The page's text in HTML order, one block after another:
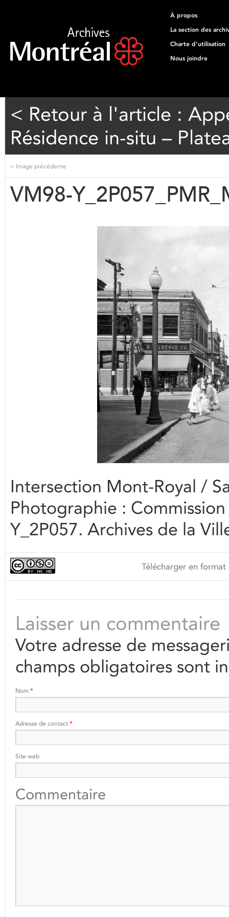
À propos
La section des
Charte d'utilisation
Nous joindre
< Retour à l'article :
Résidence in-situ –
< Image précédente
VM98-
Intersection Mont-Royal /
Photographie :
Y_2P057. Archives de la
Télécharger en
Laisser un commentaire
Votre adresse de
champs obligatoires sont
Nom *
Adresse de contact *
Site web
Commentaire